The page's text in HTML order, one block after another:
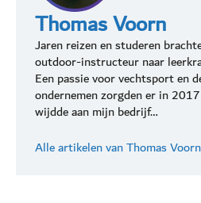
Thomas Voorn
Jaren reizen en studeren
outdoor-instructeur naar
Een passie voor vechtsport en
ondernemen zorgden er in
wijdde aan mijn bedrijf…
Alle artikelen van Thomas Voorn